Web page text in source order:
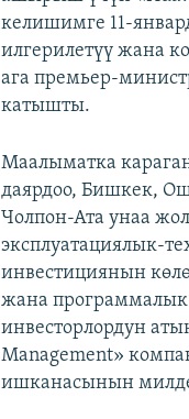
келишимге 11-
илгерилетүү жана
ага премьер-
катышты.
Маалыматка
даярдоо, Бишкек,
Чолпон-Ата унаа
эксплуатациялык-
инвестициянын
жана программалык
инвесторлордун
Management»
ишканасынын